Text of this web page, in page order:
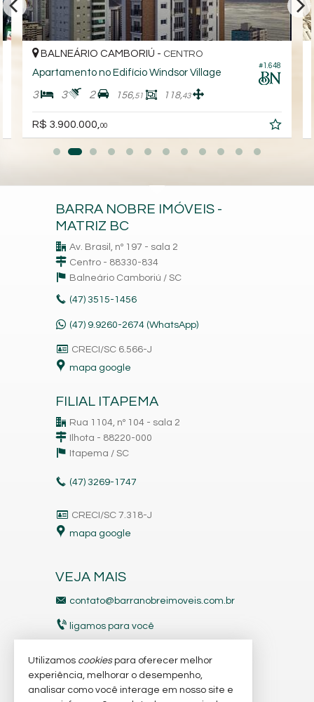
#1.648
BALNEÁRIO CAMBORIÚ - CENTRO
Apartamento no Edifício Windsor Village
3 3 2 156,51 118,43
R$ 3.900.000,00
BARRA NOBRE IMÓVEIS -
MATRIZ BC
Av. Brasil, nº 197 - sala 2
Centro - 88330-834
Balneário Camboriú / SC
(47) 3515-1456
(47) 9.9260-2674 (WhatsApp)
CRECI/SC 6.566-J
mapa google
FILIAL ITAPEMA
Rua 1104, nº 104 - sala 2
Ilhota - 88220-000
Itapema / SC
(47) 3269-1747
CRECI/SC 7.318-J
mapa google
VEJA MAIS
contato@barranobreimoveis.com.br
ligamos para você
indicadores financeiros
Utilizamos cookiespara oferecer melhor
experiência, melhorar o desempenho,
analisar como você interage em nosso site e